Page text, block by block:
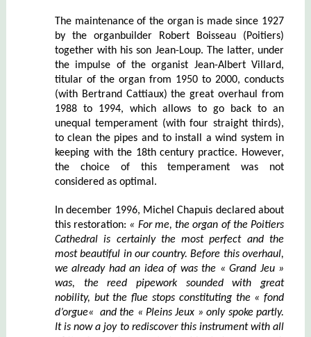
The maintenance of the organ is made since 1927
by the organbuilder Robert Boisseau (Poitiers)
together with his son Jean-Loup. The latter, under
the impulse of the organist Jean-Albert Villard,
titular of the organ from 1950 to 2000, conducts
(with Bertrand Cattiaux) the great overhaul from
1988 to 1994, which allows to go back to an
unequal temperament (with four straight thirds),
to clean the pipes and to install a wind system in
keeping with the 18th century practice. However,
the choice of this temperament was not
considered as optimal.
In december 1996, Michel Chapuis declared about
this restoration: « For me,the organ of thePoitiers
Cathedral is certainly the most perfect and the
most beautiful in our country.Before this overhaul,
we already had an idea of was the «Grand Jeu»
was, the reed pipework sounded with great
nobility, but the flue stops constituting the «fond
d’orgue« and the «PleinsJeux » only spoke partly.
It is now a joy to rediscover this instrument with all